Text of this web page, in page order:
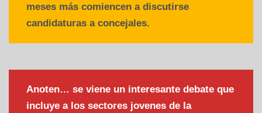
meses más comiencen a discutirse
candidaturas a concejales.
Anoten… se viene un interesante debate que
incluye a los sectores jovenes de la